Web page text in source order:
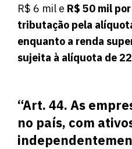
R$ 6 mil e R$ 50 mil
tributação pela
enquanto a renda
sujeita à alíquota de
“Art. 44. As
no país, com